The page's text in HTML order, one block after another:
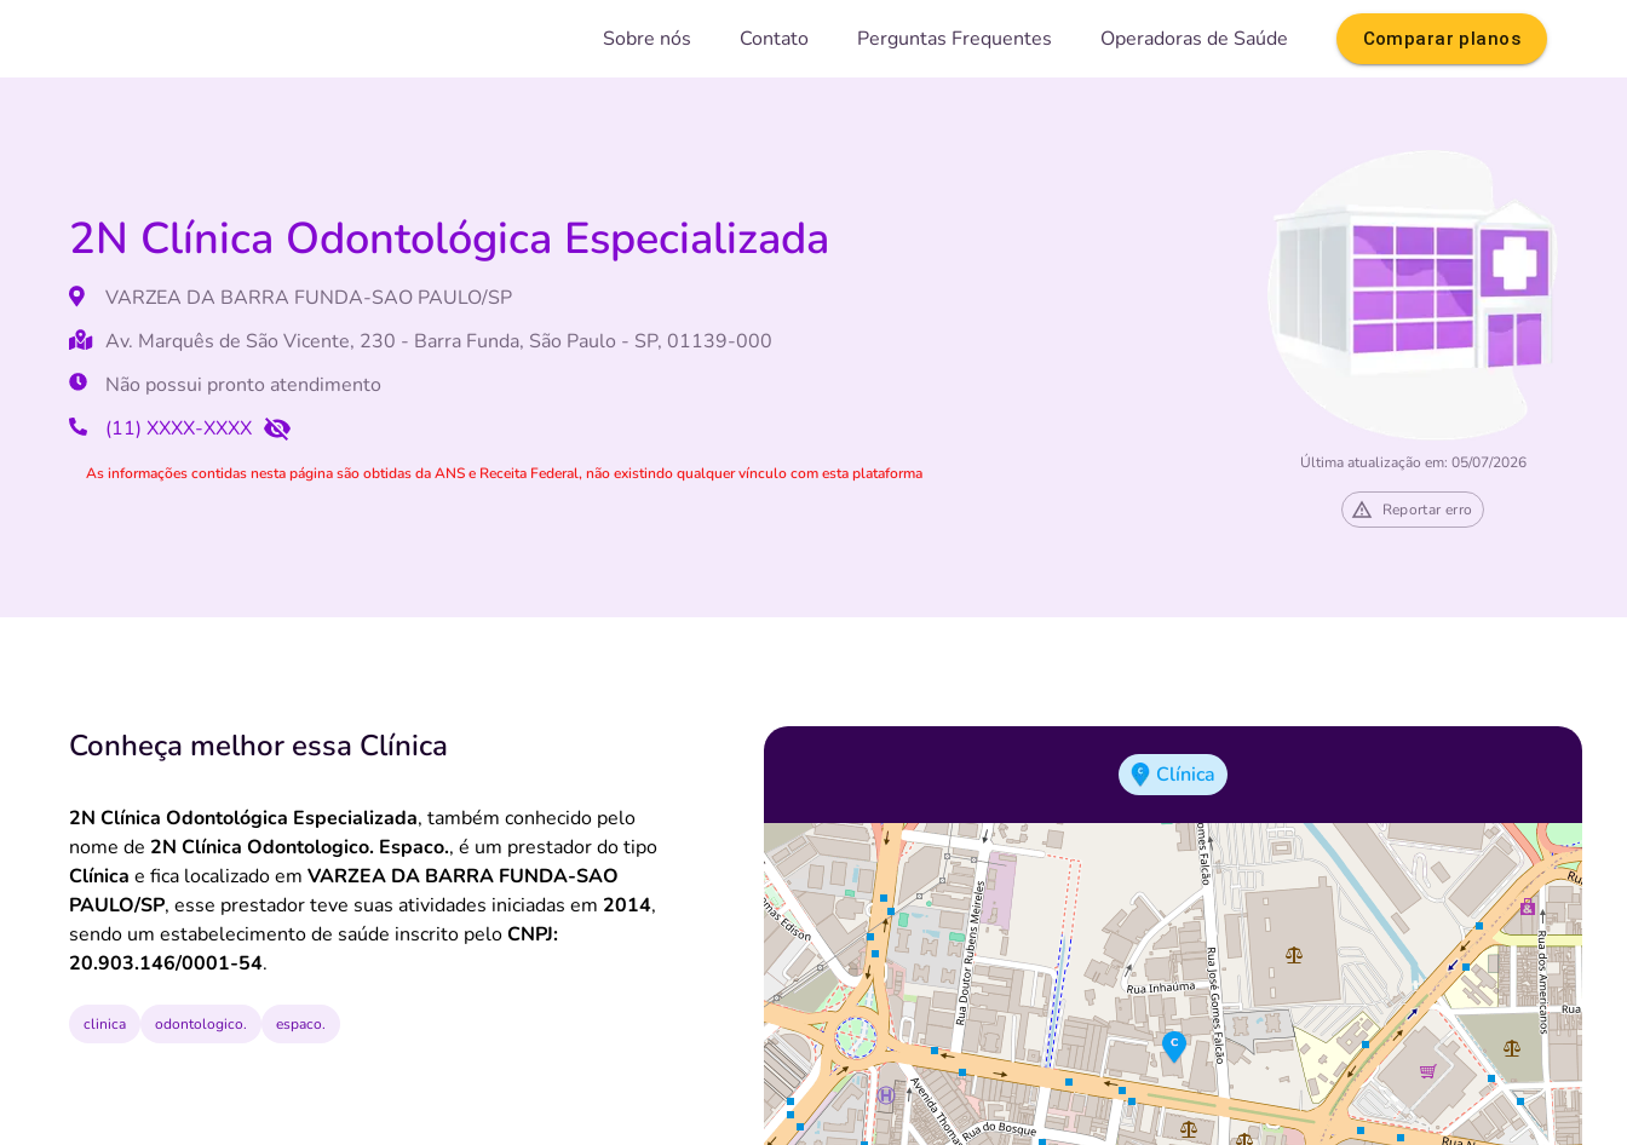
Sobre nós Contato Perguntas Frequentes Operadoras de Saúde Comparar planos
Última atualização em: 05/07/2026
Reportar erro
2N Clínica Odontológica Especializada
VARZEA DA BARRA FUNDA-SAO PAULO/SP
Av. Marquês de São Vicente, 230 - Barra Funda, São Paulo - SP, 01139-000
Não possui pronto atendimento
(11) XXXX-XXXX
As informações contidas nesta página são obtidas da ANS e Receita Federal, não existindo qualquer vínculo com esta plataforma
Conheça melhor essa Clínica
2N Clínica Odontológica Especializada, também conhecido pelo
nome de 2N Clínica Odontologico. Espaco., é um prestador do tipo
Clínica e fica localizado em VARZEA DA BARRA FUNDA-SAO
PAULO/SP, esse prestador teve suas atividades iniciadas em 2014,
sendo um estabelecimento de saúde inscrito peloCNPJ:
20.903.146/0001-54.
clinica odontologico. espaco.
Clínica